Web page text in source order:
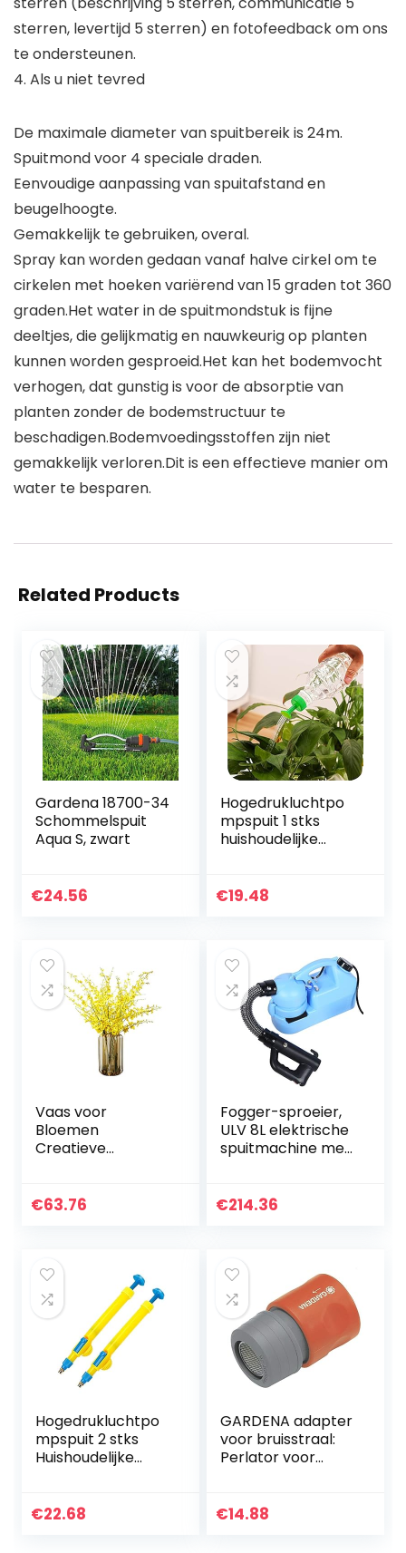
sterren, levertijd 5 sterren) en fotofeedback om ons
te ondersteunen.
4. Als u niet tevred
De maximale diameter van spuitbereik is 24m.
Spuitmond voor 4 speciale draden.
Eenvoudige aanpassing van spuitafstand en
beugelhoogte.
Gemakkelijk te gebruiken, overal.
Spray kan worden gedaan vanaf halve cirkel om te
cirkelen met hoeken variërend van 15 graden tot 360
graden.Het water in de spuitmondstuk is fijne
deeltjes, die gelijkmatig en nauwkeurig op planten
kunnen worden gesproeid.Het kan het bodemvocht
verhogen, dat gunstig is voor de absorptie van
planten zonder de bodemstructuur te
beschadigen.Bodemvoedingsstoffen zijn niet
gemakkelijk verloren.Dit is een effectieve manier om
water te besparen.
Related Products
Gardena 18700-34
Schommelspuit
Aqua S, zwart
€24.56
Hogedrukluchtpo
mpspuit 1 stks
huishoudelijke
handmatige
€19.48
Vaas voor
Bloemen
Creatieve
Huis van het
(Size…
€63.76
Fogger-sproeier,
ULV 8L elektrische
spuitmachine met
buitenhuistuinland
€214.36
Hogedrukluchtpo
mpspuit 2 stks
Huishoudelijke
Luchtpomp
€22.68
GARDENA adapter
voor bruisstraal:
Perlator voor
aan te sluiten op
€14.88